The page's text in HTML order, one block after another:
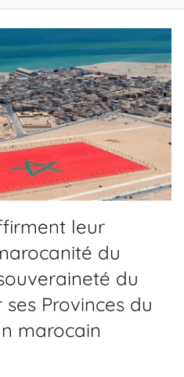
leur
du
du
Provinces du
marocain